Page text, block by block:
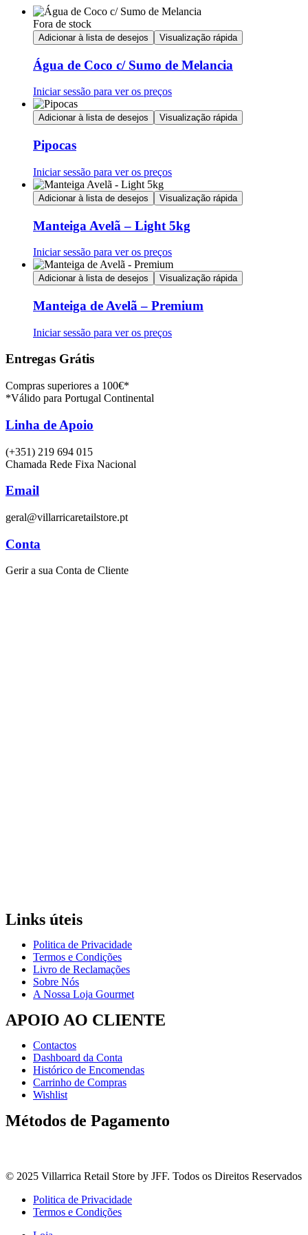
Fora de stock
Adicionar à lista de desejos Visualização rápida
Água de Coco c/ Sumo de Melancia
Iniciar sessão para ver os preços
Adicionar à lista de desejos Visualização rápida
Pipocas
Iniciar sessão para ver os preços
Adicionar à lista de desejos Visualização rápida
Manteiga Avelã – Light 5kg
Iniciar sessão para ver os preços
Adicionar à lista de desejos Visualização rápida
Manteiga de Avelã – Premium
Iniciar sessão para ver os preços
Entregas Grátis
Compras superiores a 100€*
*Válido para Portugal Continental
Linha de Apoio
(+351) 219 694 015
Chamada Rede Fixa Nacional
Email
geral@villarricaretailstore.pt
Conta
Gerir a sua Conta de Cliente
Links úteis
Politica de Privacidade
Termos e Condições
Livro de Reclamações
Sobre Nós
A Nossa Loja Gourmet
APOIO AO CLIENTE
Contactos
Dashboard da Conta
Histórico de Encomendas
Carrinho de Compras
Wishlist
Métodos de Pagamento
© 2025 Villarrica Retail Store by JFF. Todos os Direitos Reservados
Politica de Privacidade
Termos e Condições